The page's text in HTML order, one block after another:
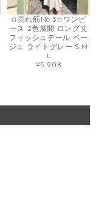
✩売れ筋No.3✩ワンピ
ース 2色展開 ロング丈
フィッシュテール ベー
ジュ ライトグレー S M
L
¥5,908